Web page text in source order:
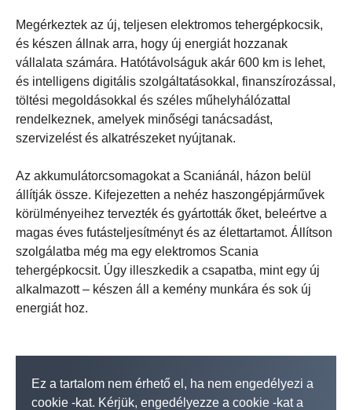
Megérkeztek az új, teljesen elektromos tehergépkocsik,
és készen állnak arra, hogy új energiát hozzanak
vállalata számára. Hatótávolságuk akár 600 km is lehet,
és intelligens digitális szolgáltatásokkal, finanszírozással,
töltési megoldásokkal és széles műhelyhálózattal
rendelkeznek, amelyek minőségi tanácsadást,
szervizelést és alkatrészeket nyújtanak.
Az akkumulátorcsomagokat a Scaniánál, házon belül
állítják össze. Kifejezetten a nehéz haszongépjárművek
körülményeihez tervezték és gyártották őket, beleértve a
magas éves futásteljesítményt és az élettartamot. Állítson
szolgálatba még ma egy elektromos Scania
tehergépkocsit. Úgy illeszkedik a csapatba, mint egy új
alkalmazott – készen áll a kemény munkára és sok új
energiát hoz.
Ez a tartalom nem érhető el, ha nem engedélyezi a
cookie -kat. Kérjük, engedélyezze a cookie -kat a